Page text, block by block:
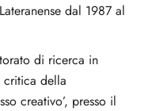
dal 1987 al
di ricerca in
critica della
creativo’, presso il